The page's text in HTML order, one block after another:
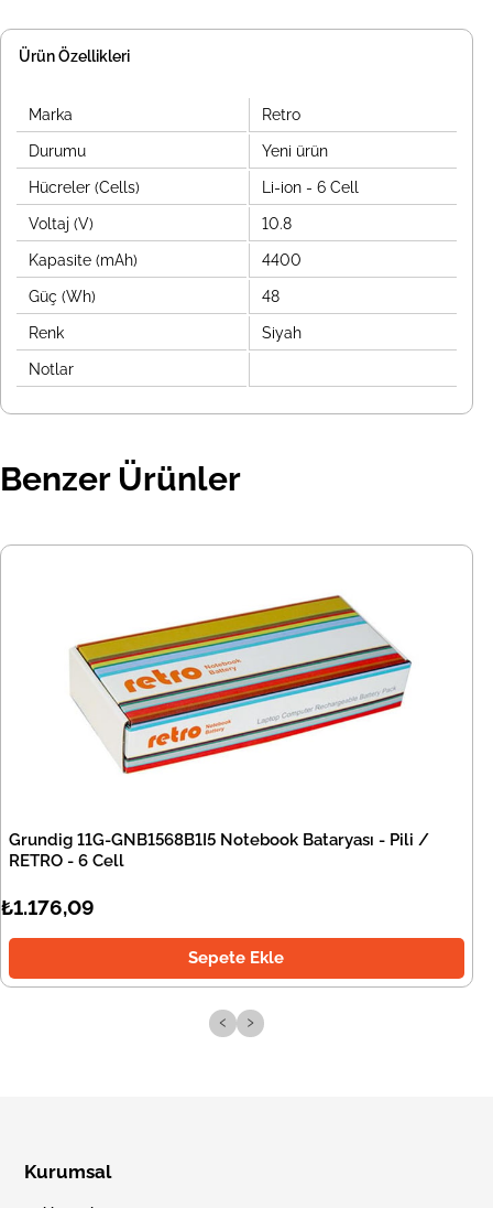
Ürün Özellikleri
Marka Retro
Durumu Yeni ürün
Hücreler (Cells) Li-ion - 6 Cell
Voltaj (V) 10.8
Kapasite (mAh) 4400
Güç (Wh) 48
Renk Siyah
Notlar
Benzer Ürünler
Grundig 11G-GNB1568B1I5 Notebook Bataryası - Pili /
RETRO - 6 Cell
₺1.176,09
Sepete Ekle
‹ ›
Kurumsal